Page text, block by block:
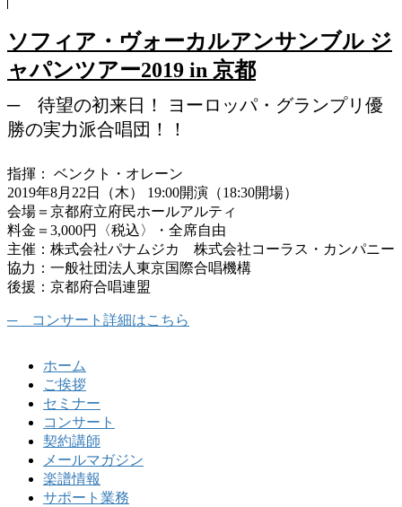
ソフィア・ヴォーカルアンサンブル ジ
ャパンツアー2019 in 京都
待望の初来日！ ヨーロッパ・グランプリ優
勝の実力派合唱団！！
指揮： ベンクト・オレーン
2019年8月22日（木） 19:00開演（18:30開場）
会場＝京都府立府民ホールアルティ
料金＝3,000円〈税込〉・全席自由
主催：株式会社パナムジカ 株式会社コーラス・カンパニー
協力：一般社団法人東京国際合唱機構
後援：京都府合唱連盟
コンサート詳細はこちら
ホーム
ご挨拶
セミナー
コンサート
契約講師
メールマガジン
楽譜情報
サポート業務